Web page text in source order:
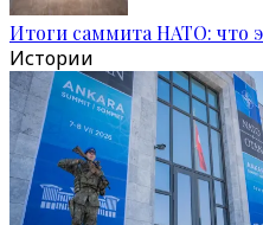
Итоги саммита НАТО: что
Истории